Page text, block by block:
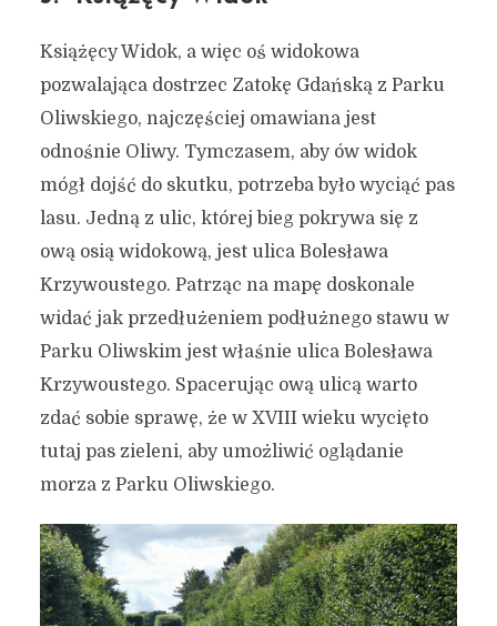
Ciekawostki gdańskich
dzielnic – PRZYMORZE –
najdłuższy w Polsce,
największy w Gdańsku,
granice dzielnicy
Autor:Kamil Sulewski
Książęcy Widok, a więc oś widokowa
pozwalająca dostrzec Zatokę Gdańską z Parku
Oliwskiego, najczęściej omawiana jest
odnośnie Oliwy. Tymczasem, aby ów widok
mógł dojść do skutku, potrzeba było wyciąć pas
lasu. Jedną z ulic, której bieg pokrywa się z
ową osią widokową, jest ulica Bolesława
Krzywoustego. Patrząc na mapę doskonale
widać jak przedłużeniem podłużnego stawu w
Parku Oliwskim jest właśnie ulica Bolesława
Krzywoustego. Spacerując ową ulicą warto
zdać sobie sprawę, że w XVIII wieku wycięto
tutaj pas zieleni, aby umożliwić oglądanie
morza z Parku Oliwskiego.